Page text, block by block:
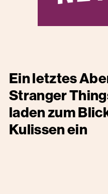
Ein letztes
Stranger
laden zum
Kulissen ein